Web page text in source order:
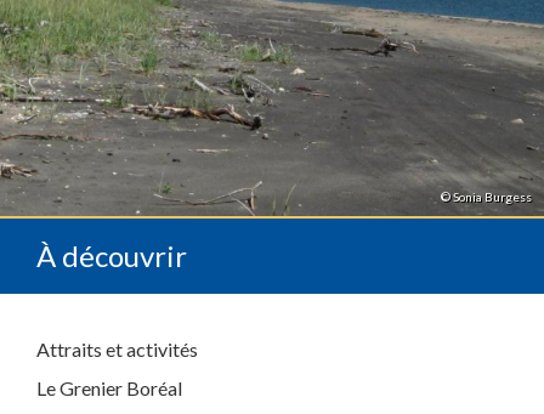
À découvrir
© Sonia Burgess
Attraits et activités
Le Grenier Boréal